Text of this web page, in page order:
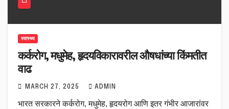
स्वास्थ्य
कर्करोग, मधुमेह, हृदयविकारावरील औषधांच्या किंमतीत
वाढ
MARCH 27, 2025 ADMIN
भारत सरकारने कर्करोग, मधुमेह, हृदयरोग आणि इतर गंभीर आजारांवर